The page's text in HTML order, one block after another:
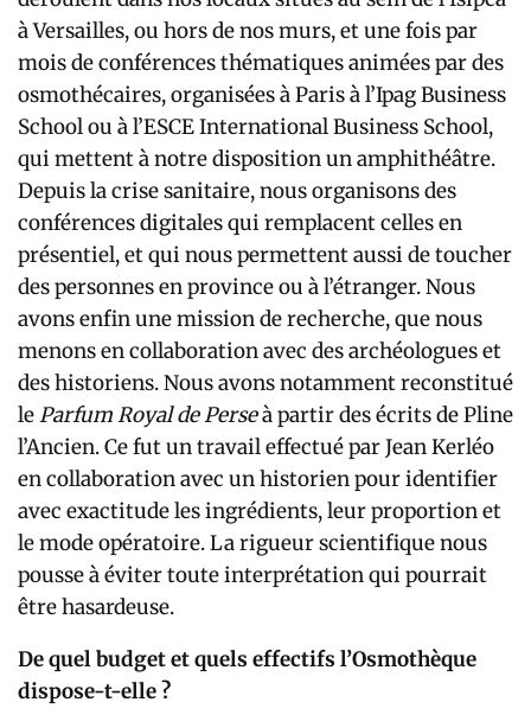
à Versailles, ou hors de nos murs, et une fois par
mois de conférences thématiques animées par des
osmothécaires, organisées à Paris à l’Ipag Business
School ou à l’ESCE International Business School,
qui mettent à notre disposition un amphithéâtre.
Depuis la crise sanitaire, nous organisons des
conférences digitales qui remplacent celles en
présentiel, et qui nous permettent aussi de toucher
des personnes en province ou à l’étranger. Nous
avons enfin une mission de recherche, que nous
menons en collaboration avec des archéologues et
des historiens. Nous avons notamment reconstitué
leParfum Royal de Perseà partir des écrits de Pline
l’Ancien. Ce fut un travail effectué par Jean Kerléo
en collaboration avec un historien pour identifier
avec exactitude les ingrédients, leur proportion et
le mode opératoire. La rigueur scientifique nous
pousse à éviter toute interprétation qui pourrait
être hasardeuse.
De quel budget et quels effectifs l’Osmothèque
dispose-t-elle ?